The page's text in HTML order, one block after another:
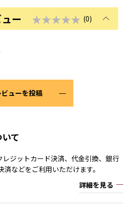
ー ★★★★★ (0)
ビューを投稿
て
ジットカード決済、代金引換、銀行
などをご利用いただけます。
詳細を見る